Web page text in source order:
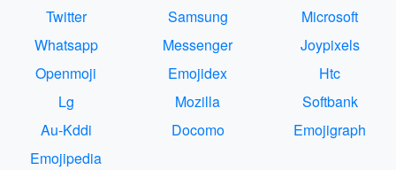
Twitter
Samsung
Microsoft
Whatsapp
Messenger
Joypixels
Openmoji
Emojidex
Htc
Lg
Mozilla
Softbank
Au-Kddi
Docomo
Emojigraph
Emojipedia